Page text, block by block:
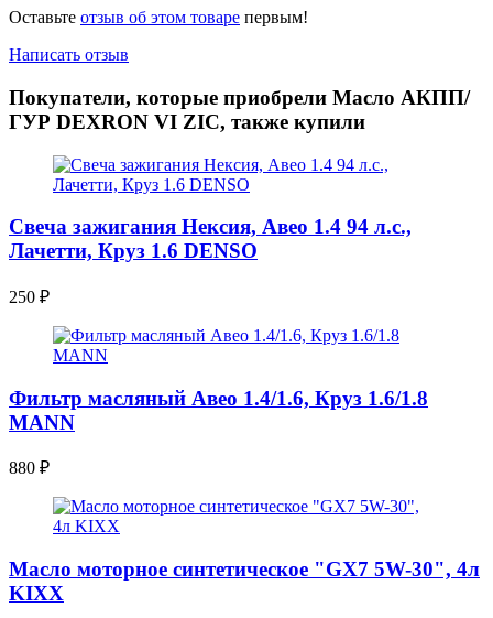
Оставьте отзыв об этом товаре первым!
Написать отзыв
Покупатели, которые приобрели Масло АКПП/
ГУР DEXRON VI ZIC, также купили
Свеча зажигания Нексия, Авео 1.4 94 л.с.,
Лачетти, Круз 1.6 DENSO
250 ₽
Фильтр масляный Авео 1.4/1.6, Круз 1.6/1.8
MANN
880 ₽
Масло моторное синтетическое "GX7 5W-30", 4л
KIXX